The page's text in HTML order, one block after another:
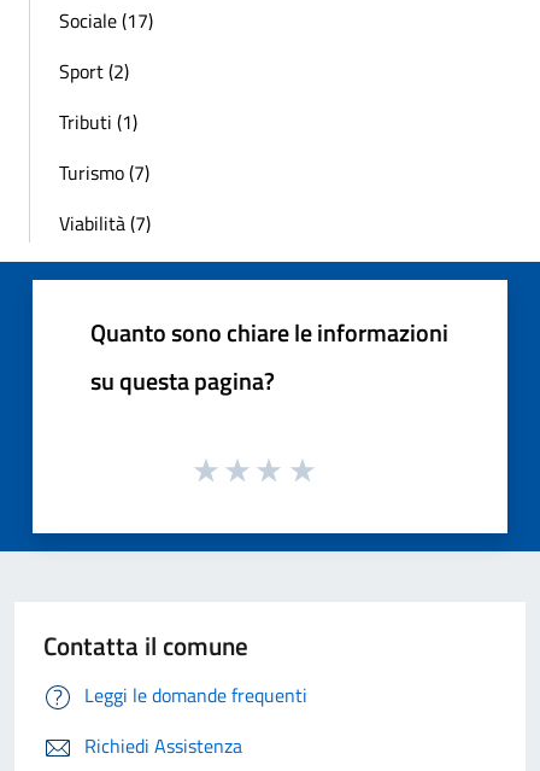
Sociale (17)
Sport (2)
Tributi (1)
Turismo (7)
Viabilità (7)
Quanto sono chiare le informazioni
su questa pagina?
Contatta il comune
Leggi le domande frequenti
Richiedi Assistenza